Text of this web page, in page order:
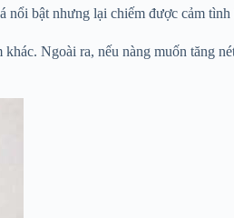
nổi bật nhưng lại chiếm được cảm tình
Ngoài ra, nếu nàng muốn tăng